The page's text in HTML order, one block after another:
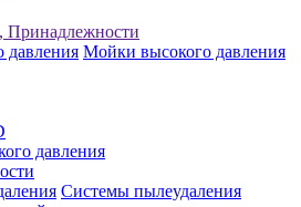
Мойки высокого давления
давления
Системы пылеудаления